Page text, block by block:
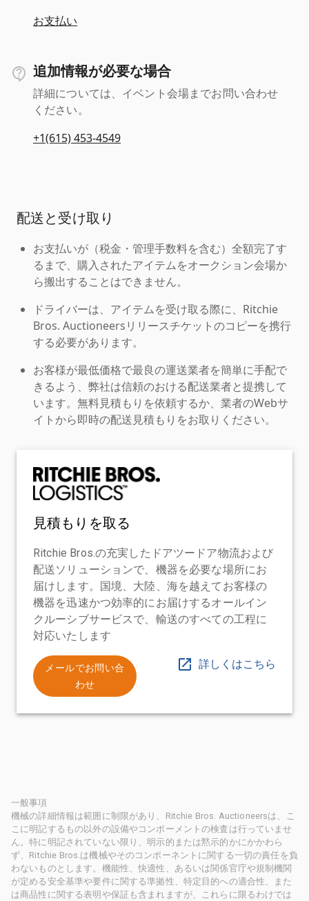
お支払い
追加情報が必要な場合
詳細については、イベント会場までお問い合わせ
ください。
+1(615) 453-4549
配送と受け取り
お支払いが（税金・管理手数料を含む）全額完了す
るまで、購入されたアイテムをオークション会場か
ら搬出することはできません。
ドライバーは、アイテムを受け取る際に、Ritchie
Bros. Auctioneersリリースチケットのコピーを携行
する必要があります。
お客様が最低価格で最良の運送業者を簡単に手配で
きるよう、弊社は信頼のおける配送業者と提携して
います。無料見積もりを依頼するか、業者のWebサ
イトから即時の配送見積もりをお取りください。
見積もりを取る
Ritchie Bros.の充実したドアツードア物流および
配送ソリューションで、機器を必要な場所にお
届けします。国境、大陸、海を越えてお客様の
機器を迅速かつ効率的にお届けするオールイン
クルーシブサービスで、輸送のすべての工程に
対応いたします
メールでお問い合
わせ
詳しくはこちら
一般事項
機械の詳細情報は範囲に制限があり、Ritchie Bros. Auctioneersは、こ
こに明記するもの以外の設備やコンポーメントの検査は行っていませ
ん。特に明記されていない限り、明示的または黙示的かにかかわら
ず、Ritchie Bros.は機械やそのコンポーネントに関する一切の責任を負
わないものとします。機能性、快適性、あるいは関係官庁や規制機関
が定める安全基準や要件に関する準拠性、特定目的への適合性、また
は商品性に関する表明や保証も含まれますが、これらに限るわけでは